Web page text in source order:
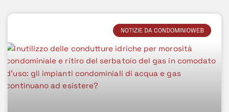
NOTIZIE DA CONDOMINIOWEB